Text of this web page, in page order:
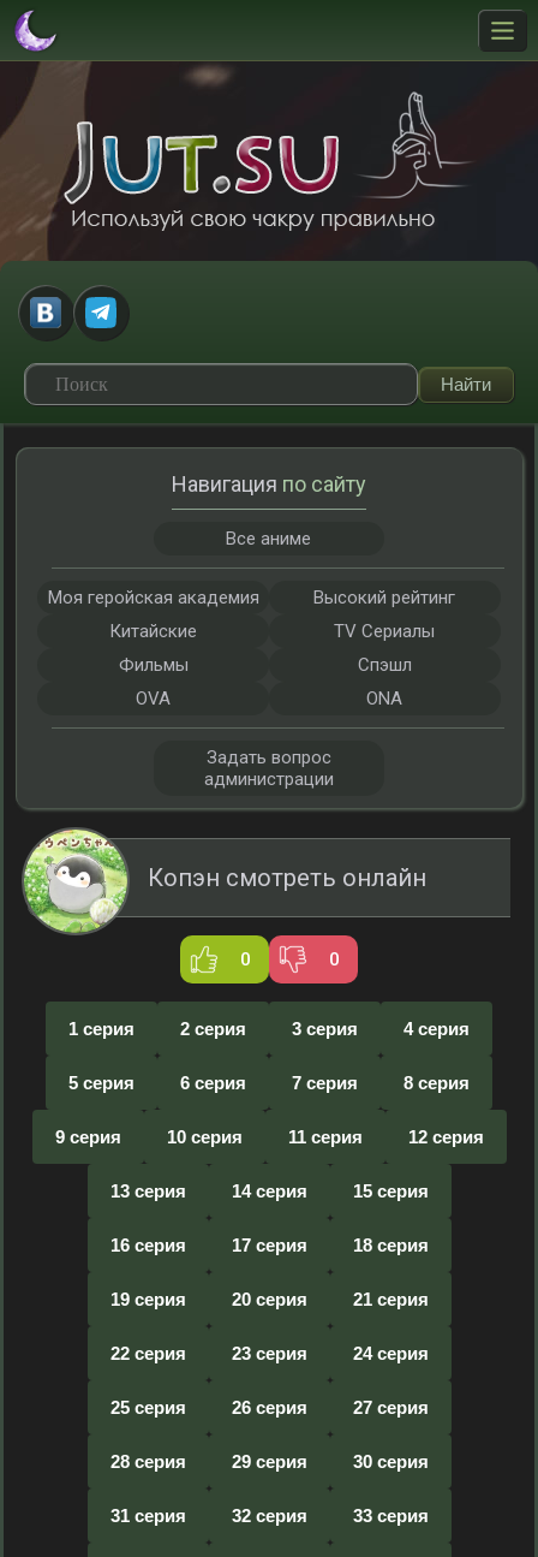
Копэн смотреть онлайн
0 0
1 серия 2 серия 3 серия 4 серия
5 серия 6 серия 7 серия 8 серия
9 серия 10 серия 11 серия 12 серия
13 серия 14 серия 15 серия
16 серия 17 серия 18 серия
19 серия 20 серия 21 серия
22 серия 23 серия 24 серия
25 серия 26 серия 27 серия
28 серия 29 серия 30 серия
31 серия 32 серия 33 серия
Навигация по сайту
Все аниме
Моя геройская академия
Высокий рейтинг
Китайские
TV Сериалы
Фильмы
Спэшл
OVA
ONA
Задать вопрос
администрации